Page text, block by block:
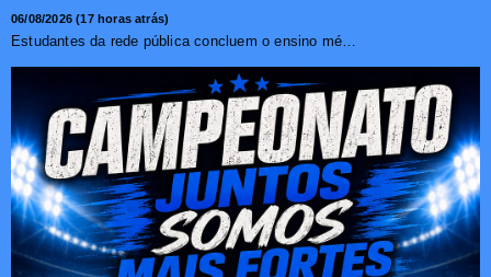
06/08/2026 (17 horas atrás)
Estudantes da rede pública concluem o ensino médio sem do...